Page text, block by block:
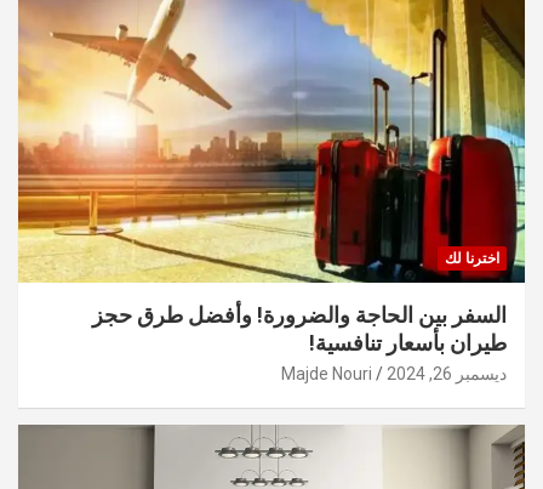
اخترنا لك
السفر بين الحاجة والضرورة! وأفضل طرق حجز
طيران بأسعار تنافسية!
ديسمبر 26, 2024 Majde Nouri